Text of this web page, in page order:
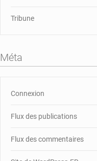
Tribune
Méta
Connexion
Flux des publications
Flux des commentaires